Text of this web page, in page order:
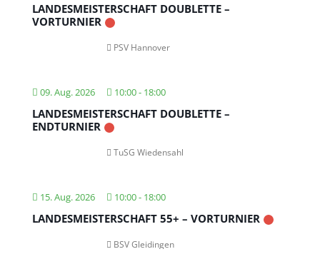
LANDESMEISTERSCHAFT DOUBLETTE –
VORTURNIER
PSV Hannover
09. Aug. 2026 10:00- 18:00
LANDESMEISTERSCHAFT DOUBLETTE –
ENDTURNIER
TuSG Wiedensahl
15. Aug. 2026 10:00- 18:00
LANDESMEISTERSCHAFT 55+ – VORTURNIER
BSV Gleidingen